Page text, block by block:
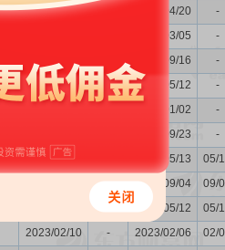
2026/04/23 2026/04/20 -
2026/03/05 -
2025/09/19 2025/09/16 -
2025/05/16 2025/05/12 -
2025/01/02 -
2024/09/23 -
2024/05/17 2024/05/13 05/
- 2023/09/04 09/
2023/05/12 05/
2023/02/10 - 2023/02/06 02/